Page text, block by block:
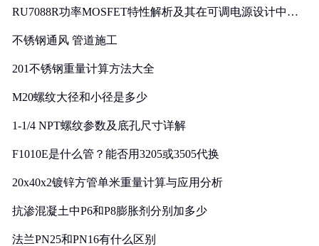
RU7088R功率MOSFET特性解析及其在可调电源设计中的
不锈钢通风 管道施工
201不锈钢重量计算方法大全
M20螺纹大径和小径是多少
1-1/4 NPT螺纹参数及底孔尺寸详解
F1010E是什么管？能否用3205或3505代换
20x40x2镀锌方管单米重量计算与应用分析
抗渗混凝土中P6和P8膨胀剂分别加多少
法兰PN25和PN16有什么区别